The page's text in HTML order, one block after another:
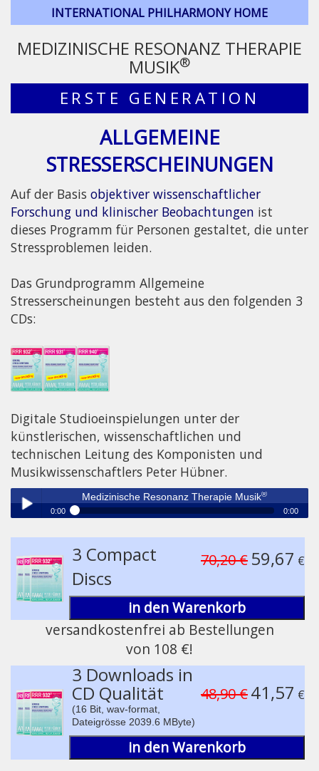
INTERNATIONAL PHILHARMONY HOME
MEDIZINISCHE RESONANZ THERAPIE
MUSIK®
ERSTE GENERATION
ALLGEMEINE
STRESSERSCHEINUNGEN
Auf der Basis objektiver wissenschaftlicher
Forschung und klinischer Beobachtungen ist
dieses Programm für Personen gestaltet, die unter
Stressproblemen leiden.
Das Grundprogramm Allgemeine
Stresserscheinungen besteht aus den folgenden 3
CDs:
Digitale Studioeinspielungen unter der
künstlerischen, wissenschaftlichen und
technischen Leitung des Komponisten und
Musikwissenschaftlers Peter Hübner.
Play /
Medizinische Resonanz Therapie Musik®
0:00 0:00
3 Compact
Discs
70,20 € 59,67 €
in den Warenkorb
versandkostenfrei ab Bestellungen
von 108 €!
3 Downloads in
CD Qualität
(16 Bit, wav-format,
Dateigrösse 2039.6 MByte)
48,90 €41,57 €
in den Warenkorb